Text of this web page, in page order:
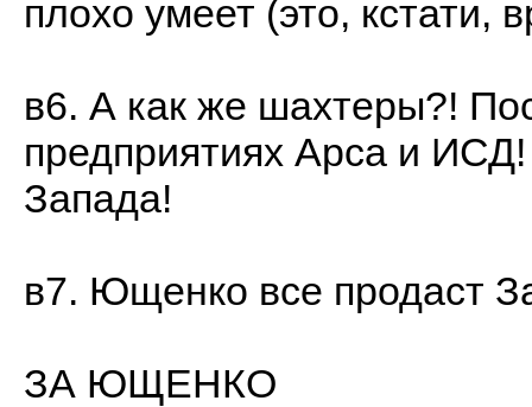
плохо умеет (это, кстати,
в6. А как же шахтеры?!
предприятиях Арса и
Запада!
в7. Ющенко все продаст
ЗА ЮЩЕНКО